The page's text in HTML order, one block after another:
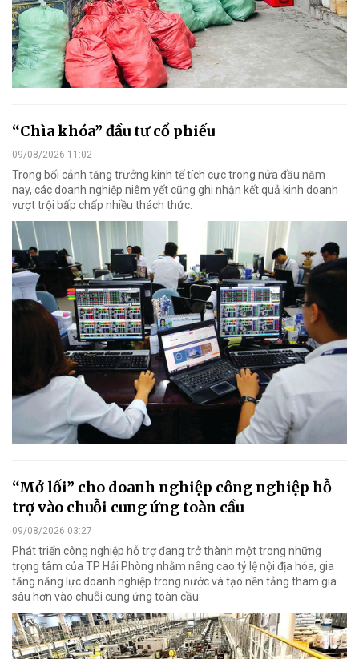
“Chìa khóa” đầu tư cổ phiếu
09/08/2026 11:02
Trong bối cảnh tăng trưởng kinh tế tích cực trong nửa đầu năm
nay, các doanh nghiệp niêm yết cũng ghi nhận kết quả kinh doanh
vượt trội bấp chấp nhiều thách thức.
“Mở lối” cho doanh nghiệp công nghiệp hỗ
trợ vào chuỗi cung ứng toàn cầu
09/08/2026 03:27
Phát triển công nghiệp hỗ trợ đang trở thành một trong những
trọng tâm của TP Hải Phòng nhằm nâng cao tỷ lệ nội địa hóa, gia
tăng năng lực doanh nghiệp trong nước và tạo nền tảng tham gia
sâu hơn vào chuỗi cung ứng toàn cầu.